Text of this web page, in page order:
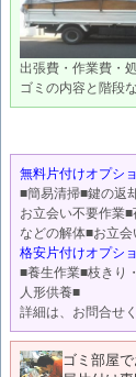
出張費・作業費・
ゴミの内容と階段
無料片付けオプシ
■簡易清掃■鍵の返
お立会い不要作業
などの解体■お立
格安片付けオプシ
■養生作業■枝きり
人形供養■
詳細は、お問合せ
ゴミ部屋